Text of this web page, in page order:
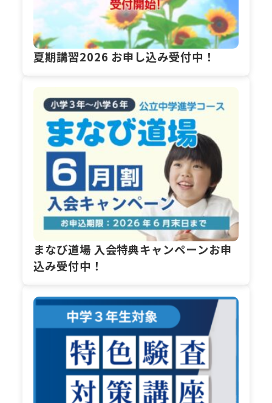
夏期講習2026 お申し込み受付中！
まなび道場 入会特典キャンペーンお申
込み受付中！